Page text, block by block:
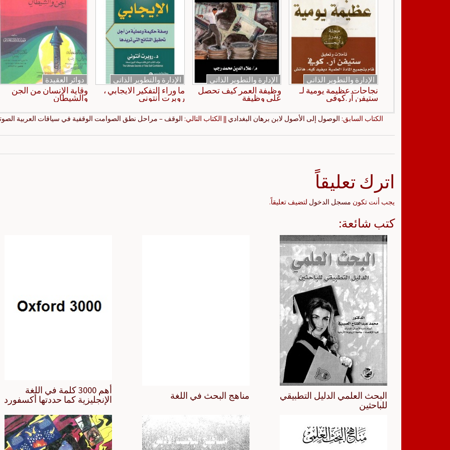
الإدارة والتطوير الذاتي
نجاحات عظيمة يومية لـ
ستيفن آر.كوفي
الإدارة والتطوير الذاتي
وظيفة العمر كيف تحصل
على وظيفة
الإدارة والتطوير الذاتي
ما وراء التفكير الايجابي ،
روبرت أنتوني
دوائر العقيدة
وقاية الإنسان من الجن
والشيطان
الكتاب السابق: الوصول إلى الأصول لابن برهان البغدادي || الكتاب التالي: الوقف – مراحل نطق الصوامت الوقفية في سياقات العربية
اترك تعليقاً
يجب أنت تكون مسجل الدخول لتضيف تعليقاً.
كتب شائعة:
أهم 3000 كلمة في اللغة
الإنجليزية كما حددتها أكسفورد
مناهج البحث في اللغة
البحث العلمي الدليل التطبيقي
للباحثين